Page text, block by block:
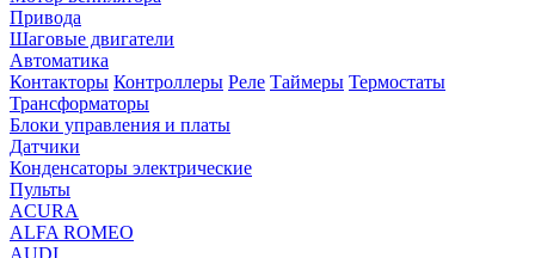
Привода
Шаговые двигатели
Автоматика
Контакторы Контроллеры Реле Таймеры Термостаты
Трансформаторы
Блоки управления и платы
Датчики
Конденсаторы электрические
Пульты
ACURA
ALFA ROMEO
AUDI